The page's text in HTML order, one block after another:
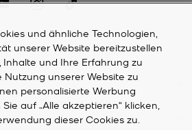
und ähnliche Technologien,
unserer Website bereitzustellen
Inhalte und Ihre Erfahrung zu
Nutzung unserer Website zu
personalisierte Werbung
auf „Alle akzeptieren“ klicken,
dieser Cookies zu.